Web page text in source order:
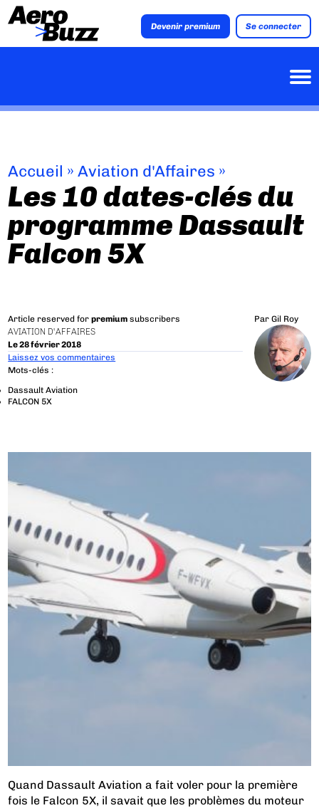
Devenir premium Se connecter
Accueil »Aviation d'Affaires »
Les 10 dates-clés du
programme Dassault
Falcon 5X
Article reserved forpremium subscribers
AVIATION D'AFFAIRES
Le 28 février 2018
Par Gil Roy
Laissez vos commentaires
Mots-clés :
Dassault Aviation
FALCON 5X
Quand Dassault Aviation a fait voler pour la première
fois le Falcon 5X, il savait que les problèmes du moteur